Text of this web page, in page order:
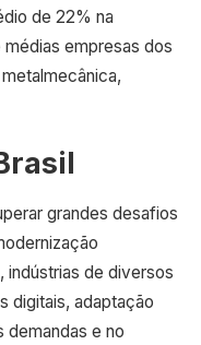
de 22% na
empresas dos
grandes desafios
indústrias de diversos
digitais, adaptação
demandas e no